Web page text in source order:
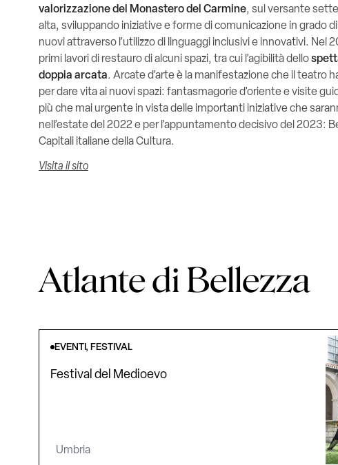
valorizzazione del Monastero del Carmine, sul versante
alta, sviluppando iniziative e forme di comunicazione in grado
nuovi attraverso l’utilizzo di linguaggi inclusivi e innovativi. Nel
primi lavori di restauro di alcuni spazi, tra cui l’agibilità dello
doppia arcata. Arcate d’arte è la manifestazione che il teatro
per dare vita ai nuovi spazi: fantasmagorie d’oriente e visite
più che mai urgente in vista delle importanti iniziative che
nell’estate del 2022 e per l’appuntamento decisivo del 2023:
Capitali italiane della Cultura.
Visita il sito
Atlante di Bellezza
EVENTI, FESTIVAL
Festival del Medioevo
Umbria